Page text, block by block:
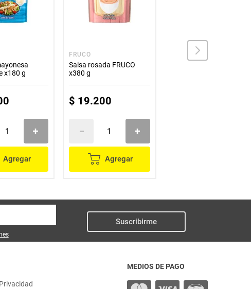
x180 g
Agregar
FRUCO
Salsa rosada FRUCO
x380 g
$ 19.200
Agregar
SAN JORGE
Suscribirme
MEDIOS DE PAGO